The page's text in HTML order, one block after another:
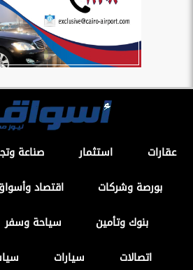
عقارات استثمار صناعة
بورصة وشركات
اقتصاد
بنوك وتأمين
سياحة وسفر
اتصالات
سيارات